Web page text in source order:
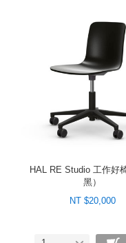
HAL RE Studio 工作好
黑）
NT $20,000